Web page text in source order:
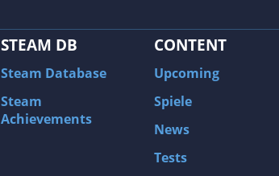
STEAM DB
Steam Database
Steam
Achievements
CONTENT
Upcoming
Spiele
News
Tests